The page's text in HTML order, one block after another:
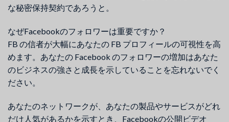
な秘密保持契約であろうと。
なぜFacebookのフォロワーは重要ですか？
FB の信者が大幅にあなたの FB プロフィールの可視性を高
めます。あなたの Facebook のフォロワーの増加はあなた
のビジネスの強さと成長を示していることを忘れないでく
ださい。
あなたのネットワークが、あなたの製品やサービスがどれ
だけ人気があるかを示すとき、Facebookの公開ビデオ